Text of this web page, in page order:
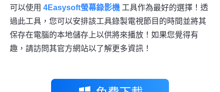
可以使用 4Easysoft螢幕錄影機 工具作為最好的選擇！透
過此工具，您可以安排該工具錄製電視節目的時間並將其
保存在電腦的本地儲存上以供將來播放！如果您覺得有
趣，請訪問其官方網站以了解更多資訊！